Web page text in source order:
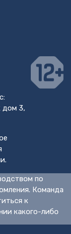
дом 3,
по
Команда
к
какого-либо